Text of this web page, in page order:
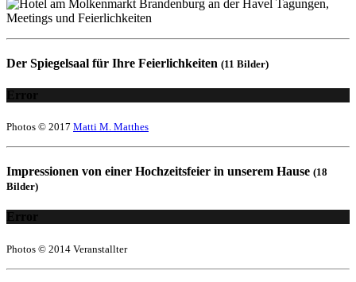
Der Spiegelsaal für Ihre Feierlichkeiten (11 Bilder)
Error
Photos © 2017 Matti M. Matthes
Impressionen von einer Hochzeitsfeier in unserem Hause (18
Bilder)
Error
Photos © 2014 Veranstallter